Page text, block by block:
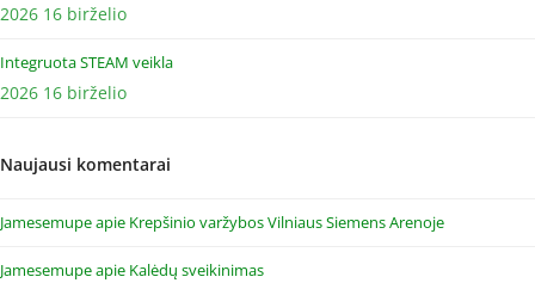
2026 16 birželio
Integruota STEAM veikla
2026 16 birželio
Naujausi komentarai
Jamesemupeapie Krepšinio varžybos Vilniaus Siemens Arenoje
Jamesemupeapie Kalėdų sveikinimas